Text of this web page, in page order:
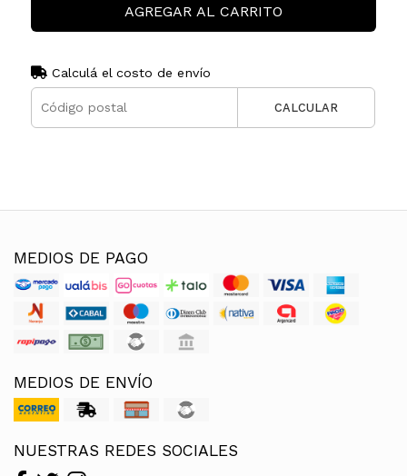
AGREGAR AL CARRITO
Calculá el costo de envío
CALCULAR
MEDIOS DE PAGO
MEDIOS DE ENVÍO
NUESTRAS REDES SOCIALES